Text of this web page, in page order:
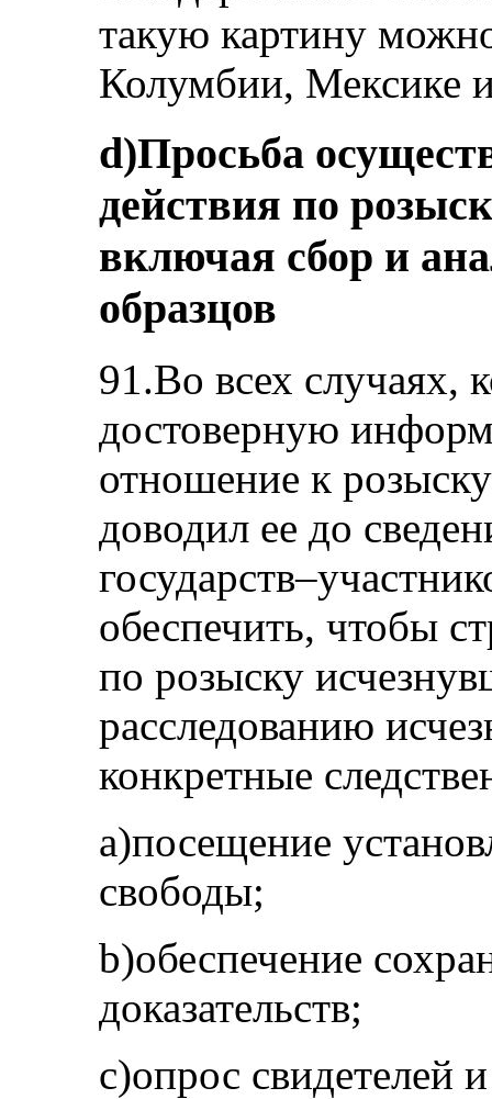
такую картину
Колумбии, Мексике
d)Просьба
действия по
включая сбор и
образцов
91.Во всех случаях,
достоверную
отношение к
доводил ее до
обеспечить, чтобы
по розыску
расследованию
конкретные
a)посещение
свободы;
b)обеспечение
доказательств;
c)опрос свидетелей